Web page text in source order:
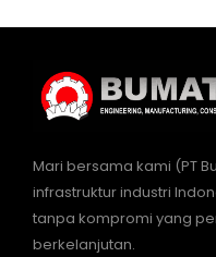
Mari bersama kami (PT
infrastruktur industri
tanpa kompromi yang
berkelanjutan.